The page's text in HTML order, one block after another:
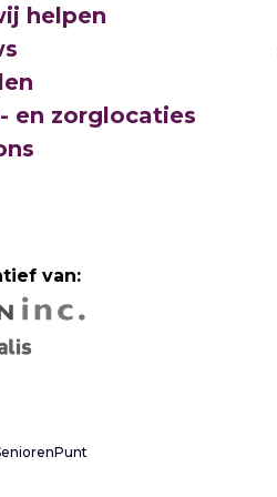
helpen
en zorglocaties
van: